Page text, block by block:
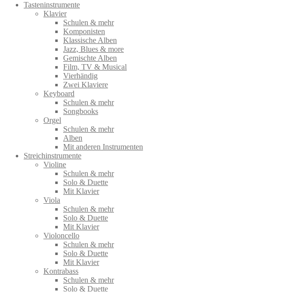
Tasteninstrumente
Klavier
Schulen & mehr
Komponisten
Klassische Alben
Jazz, Blues & more
Gemischte Alben
Film, TV & Musical
Vierhändig
Zwei Klaviere
Keyboard
Schulen & mehr
Songbooks
Orgel
Schulen & mehr
Alben
Mit anderen Instrumenten
Streichinstrumente
Violine
Schulen & mehr
Solo & Duette
Mit Klavier
Viola
Schulen & mehr
Solo & Duette
Mit Klavier
Violoncello
Schulen & mehr
Solo & Duette
Mit Klavier
Kontrabass
Schulen & mehr
Solo & Duette